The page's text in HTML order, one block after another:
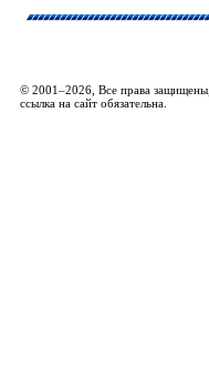
© 2001–2026, Все права защищены,
ссылка на сайт обязательна.